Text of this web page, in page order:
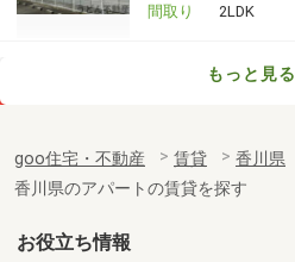
間取り
2LDK
専有面積
58.07m²
間取り
2LDK
香川県高松市寺井町
もっと見る
goo住宅・不動産 賃貸
香川県
香川県のアパートの賃貸を探す
お役立ち情報